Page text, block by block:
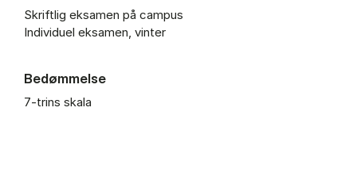
Skriftlig eksamen på campus
Individuel eksamen, vinter
Bedømmelse
7-trins skala